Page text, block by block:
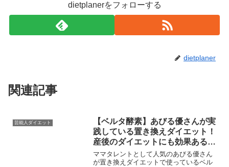
dietplanerをフォローする
dietplaner
関連記事
芸能人ダイエット
【ベルタ酵素】あびる優さんが実
践している置き換えダイエット！
産後のダイエットにも効果ある？
お腹周りが気になる人はベルタ酵
素で決まり！
ママタレントとして人気のあびる優さん
が置き換えダイエットで使っているベル